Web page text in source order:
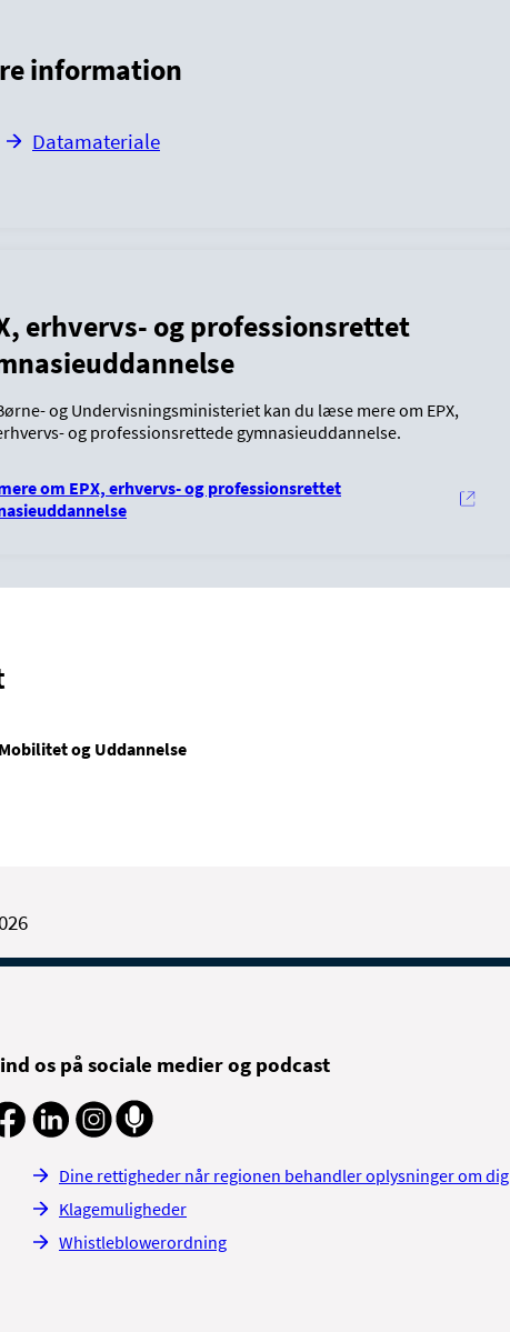
information
Datamateriale
erhvervs- og professionsrettet
og Undervisningsministeriet kan du læse mere om EPX,
og professionsrettede gymnasieuddannelse.
om EPX, erhvervs- og professionsrettet
og Uddannelse
os på sociale medier og podcast
Dine rettigheder når regionen behandler oplysninger om dig
Klagemuligheder
Whistleblowerordning